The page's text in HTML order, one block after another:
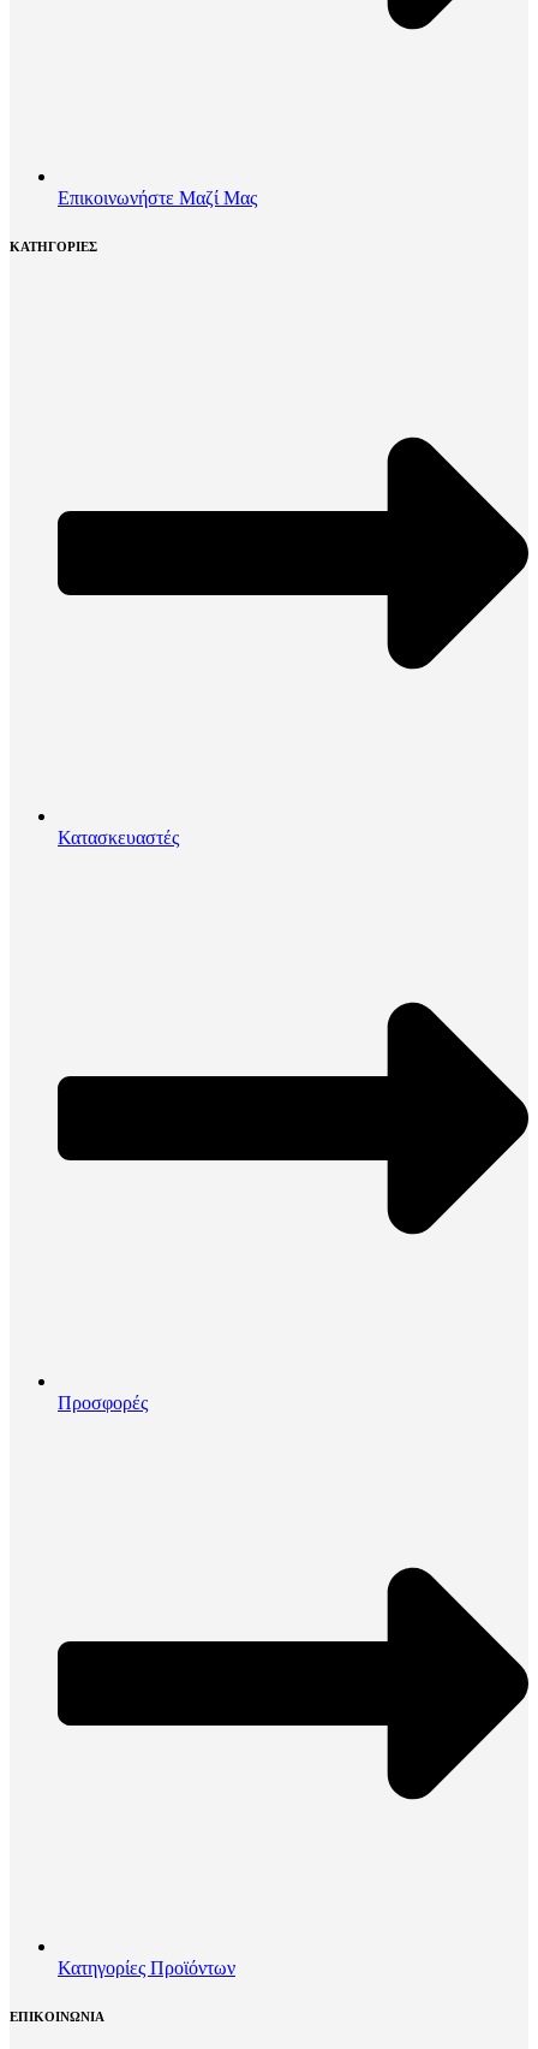
Επικοινωνήστε Μαζί Μας
ΚΑΤΗΓΟΡΙΕΣ
Κατασκευαστές
Προσφορές
Κατηγορίες Προϊόντων
ΕΠΙΚΟΙΝΩΝΙΑ